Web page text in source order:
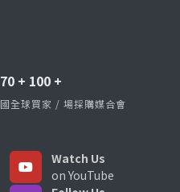
70 + 100 +
國全球買家 / 場採購媒合會
Watch Us
on YouTube